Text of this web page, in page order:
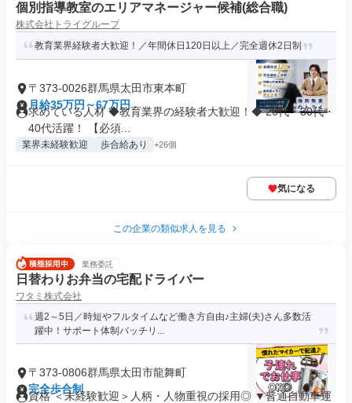
個別指導教室のエリアマネージャー候補(総合職)
株式会社トライグループ
教育業界経験者大歓迎！／年間休日120日以上／完全週休2日制
〒373-0026群馬県太田市東本町
月給35万円～67万円
求めている人材 ◆教育業界の経験者大歓迎！◆ 20代・30代・
40代活躍！ 【必須...
業界未経験歓迎 歩合給あり +26個
気になる
この企業の類似求人を見る
業務委託
日替わりお弁当の宅配ドライバー
ワタミ株式会社
週2～5日／時短やフルタイムなど働き方自由♪主婦(夫)さん多数活
躍中！サポート体制バッチリ...
〒373-0806群馬県太田市龍舞町
完全歩合制
資格 ＜未経験歓迎＞人柄・人物重視の採用◎ ▼普通自動車運